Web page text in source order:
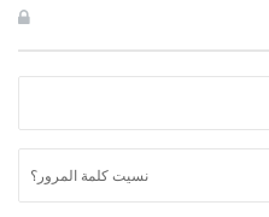
نسيت كلمة المرور؟